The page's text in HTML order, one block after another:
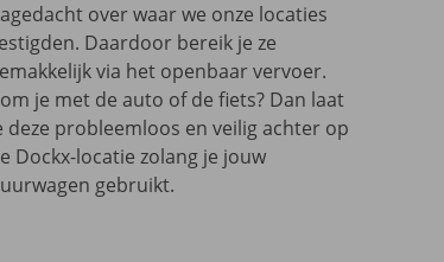
over waar we onze locaties
Daardoor bereik je ze
via het openbaar vervoer.
je met de auto of de fiets? Dan laat
deze probleemloos en veilig achter op
Dockx-locatie zolang je jouw
gebruikt.